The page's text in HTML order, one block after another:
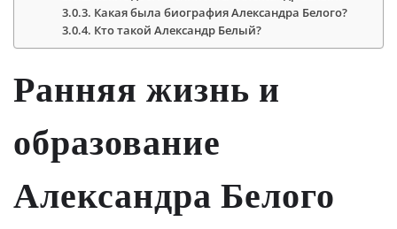
Какая была биография Александра Белого?
Кто такой Александр Белый?
Ранняя жизнь и
образование
Александра Белого